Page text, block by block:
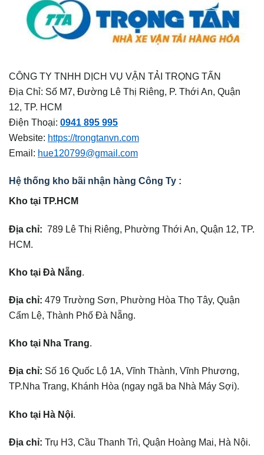
CÔNG TY TNHH DỊCH VỤ VẬN TẢI TRỌNG TẤN
Địa Chỉ: Số M7, Đường Lê Thị Riêng, P. Thới An, Quận
12, TP. HCM
Điện Thoại: 0941 895 995
Website: https://trongtanvn.com
Email: hue120799@gmail.com
Hệ thống kho bãi nhận hàng Công Ty :
Kho tại TP.HCM
Địa chỉ: 789 Lê Thị Riêng, Phường Thới An, Quận 12, TP.
HCM.
Kho tại Đà Nẵng.
Địa chỉ: 479 Trường Sơn, Phường Hòa Thọ Tây, Quận
Cẩm Lệ, Thành Phố Đà Nẵng.
Kho tại Nha Trang.
Địa chỉ: Số 16 Quốc Lộ 1A, Vĩnh Thành, Vĩnh Phương,
TP.Nha Trang, Khánh Hòa (ngay ngã ba Nhà Máy Sợi).
Kho tại Hà Nội.
Địa chỉ: Trụ H3, Cầu Thanh Trì, Quận Hoàng Mai, Hà Nội.